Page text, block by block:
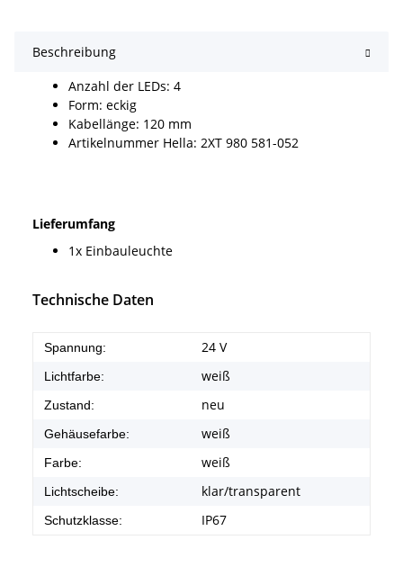
Beschreibung
Anzahl der LEDs: 4
Form: eckig
Kabellänge: 120 mm
Artikelnummer Hella: 2XT 980 581-052
Lieferumfang
1x Einbauleuchte
Technische Daten
Spannung: 24 V
Lichtfarbe: weiß
Zustand: neu
Gehäusefarbe: weiß
Farbe: weiß
Lichtscheibe: klar/transparent
Schutzklasse: IP67